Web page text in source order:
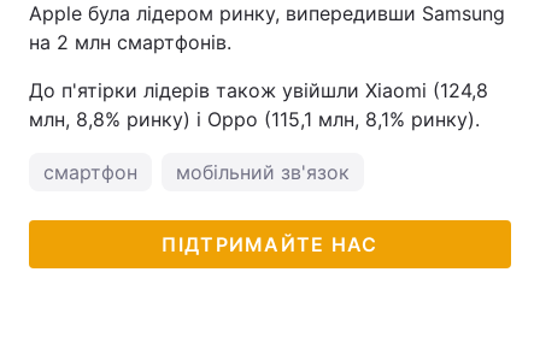
Apple була лідером ринку, випередивши Samsung
на 2 млн смартфонів.
До п'ятірки лідерів також увійшли Xiaomi (124,8
млн, 8,8% ринку) і Oppo (115,1 млн, 8,1% ринку).
смартфон мобільний зв'язок
ПІДТРИМАЙТЕ НАС